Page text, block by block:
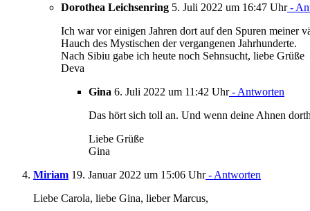
Dorothea Leichsenring 5. Juli 2022 um 16:47 Uhr-
Ich war vor einigen Jahren dort auf den Spuren meiner
Hauch des Mystischen der vergangenen Jahrhunderte.
Nach Sibiu gabe ich heute noch Sehnsucht, liebe Grüße
Deva
Gina 6. Juli 2022 um 11:42 Uhr- Antworten
Das hört sich toll an. Und wenn deine Ahnen
Liebe Grüße
Gina
Miriam 19. Januar 2022 um 15:06 Uhr- Antworten
Liebe Carola, liebe Gina, lieber Marcus,